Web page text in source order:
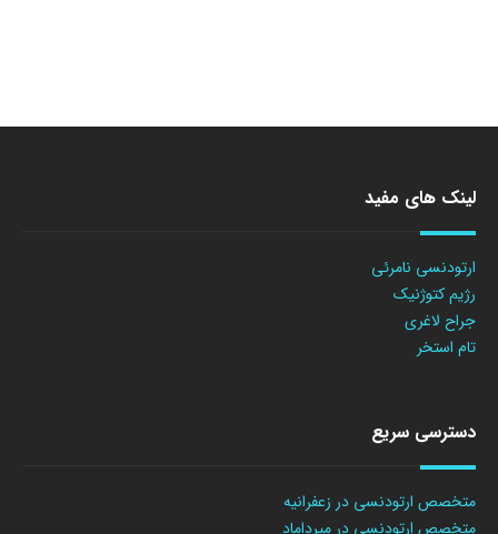
لینک های مفید
ارتودنسی نامرئی
رژیم کتوژنیک
جراح لاغری
تام استخر
دسترسی سریع
متخصص ارتودنسی در زعفرانیه
متخصص ارتودنسی در میرداماد